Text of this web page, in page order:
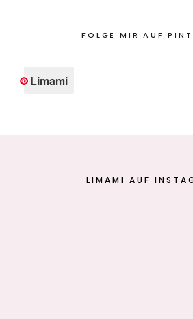
FOLGE MIR AUF
Limami
LIMAMI AUF